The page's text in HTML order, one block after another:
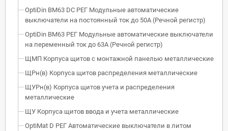
OptiDin BM63 DC РЕГ Модульные автоматические
выключатели на постоянный ток до 50А (Речной регистр)
OptiDin BM63 РЕГ Модульные автоматические выключатели
на переменный ток до 63А (Речной регистр)
ЩМП Корпуса щитов с монтажной панелью металлические
ЩРн(в) Корпуса щитов распределения металлические
ЩУРн(в) Корпуса щитов учета и распределения
металлические
ЩУ Корпуса щитов ввода и учета металлические
OptiMat D РЕГ Автоматические выключатели в литом